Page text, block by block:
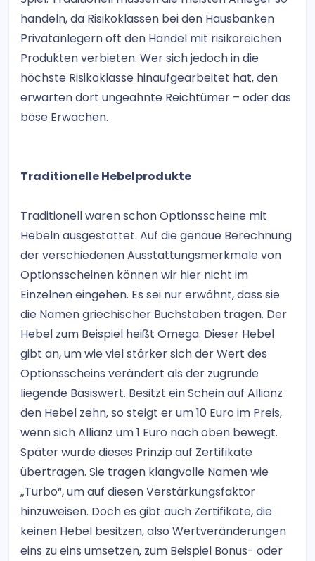
handeln, da Risikoklassen bei den Hausbanken
Privatanlegern oft den Handel mit risikoreichen
Produkten verbieten. Wer sich jedoch in die
höchste Risikoklasse hinaufgearbeitet hat, den
erwarten dort ungeahnte Reichtümer – oder das
böse Erwachen.
Traditionelle Hebelprodukte
Traditionell waren schon Optionsscheine mit
Hebeln ausgestattet. Auf die genaue Berechnung
der verschiedenen Ausstattungsmerkmale von
Optionsscheinen können wir hier nicht im
Einzelnen eingehen. Es sei nur erwähnt, dass sie
die Namen griechischer Buchstaben tragen. Der
Hebel zum Beispiel heißt Omega. Dieser Hebel
gibt an, um wie viel stärker sich der Wert des
Optionsscheins verändert als der zugrunde
liegende Basiswert. Besitzt ein Schein auf Allianz
den Hebel zehn, so steigt er um 10 Euro im Preis,
wenn sich Allianz um 1 Euro nach oben bewegt.
Später wurde dieses Prinzip auf Zertifikate
übertragen. Sie tragen klangvolle Namen wie
„Turbo“, um auf diesen Verstärkungsfaktor
hinzuweisen. Doch es gibt auch Zertifikate, die
keinen Hebel besitzen, also Wertveränderungen
eins zu eins umsetzen, zum Beispiel Bonus- oder